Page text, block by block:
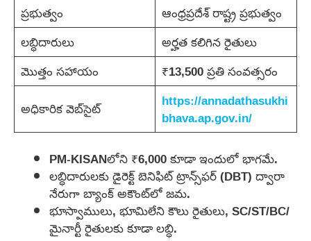
ప్రభుత్వం
ఆంధ్రప్రదేశ్ రాష్ట్ర ప్రభుత్వం
లబ్ధిదారులు
అర్హత కలిగిన రైతులు
మొత్తం సహాయం
₹13,500 ప్రతి సంవత్సరం
అధికారిక వెబ్‌సైట్
https://annadathasukhi
bhava.ap.gov.in/
PM-KISANలోని ₹6,000 కూడా ఇందులో భాగమే.
లబ్ధిదారులకు డైరెక్ట్ బెనిఫిట్ ట్రాన్స్‌ఫర్ (DBT) ద్వారా
నేరుగా బ్యాంక్ అకౌంట్‌లో జమ.
భూస్వాములు, భూమిలేని కౌలు రైతులు, SC/ST/BC/
మైనార్టీ రైతులకు కూడా లబ్ధి.